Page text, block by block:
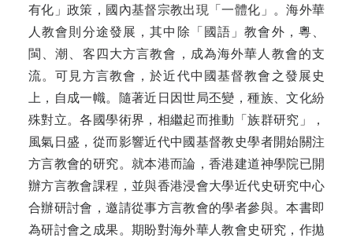
有化」政策，國內基督宗教出現「一體化」。海外華
人教會則分途發展，其中除「國語」教會外，粵、
閩、潮、客四大方言教會，成為海外華人教會的支
流。可見方言教會，於近代中國基督教會之發展史
上，自成一幟。隨著近日因世局丕變，種族、文化紛
殊對立。各國學術界，相繼起而推動「族群研究」，
風氣日盛，從而影響近代中國基督教史學者開始關注
方言教會的研究。就本港而論，香港建道神學院已開
辦方言教會課程，並與香港浸會大學近代史研究中心
合辦研討會，邀請從事方言教會的學者參與。本書即
為研討會之成果。期盼對海外華人教會史研究，作拋